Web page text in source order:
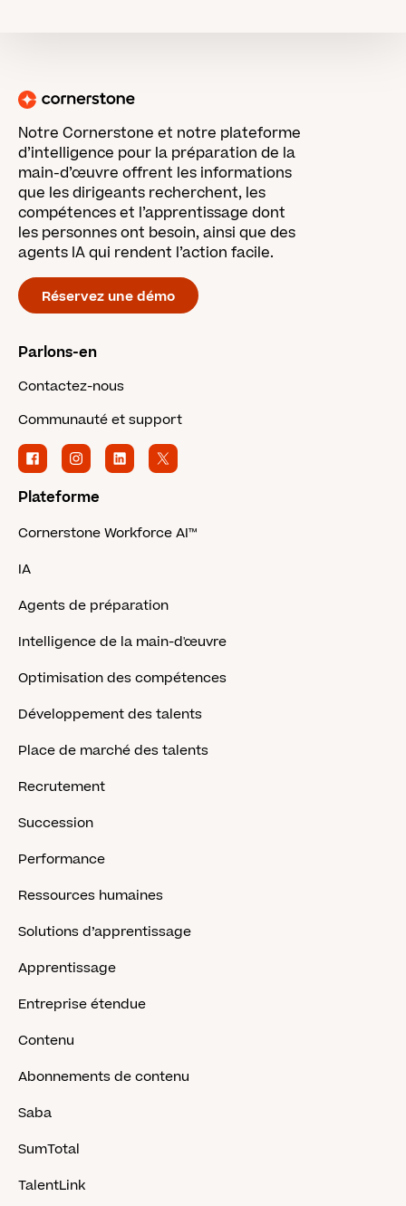
Notre Cornerstone et notre plateforme
d’intelligence pour la préparation de la
main-d’œuvre offrent les informations
que les dirigeants recherchent, les
compétences et l’apprentissage dont
les personnes ont besoin, ainsi que des
agents IA qui rendent l’action facile.
Réservez une démo
Parlons-en
Contactez-nous
Communauté et support
Plateforme
Cornerstone Workforce AI™
IA
Agents de préparation
Intelligence de la main-d'œuvre
Optimisation des compétences
Développement des talents
Place de marché des talents
Recrutement
Succession
Performance
Ressources humaines
Solutions d’apprentissage
Apprentissage
Entreprise étendue
Contenu
Abonnements de contenu
Saba
SumTotal
TalentLink